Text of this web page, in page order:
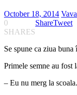
October 18, 2014
0
SHARES
ShareTweet
Se spune ca ziua
Primele semne au fost
– Eu nu merg la